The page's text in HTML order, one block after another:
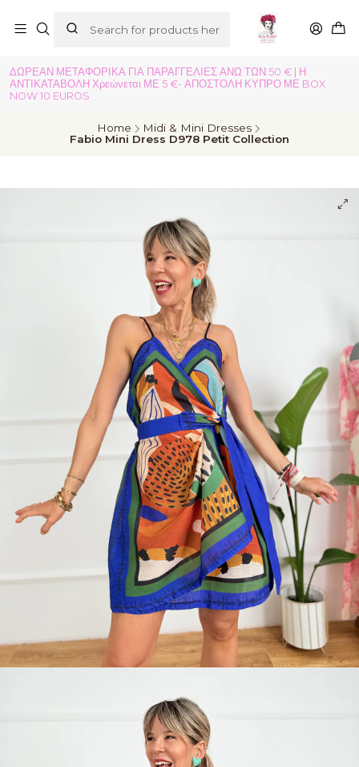
ΔΩΡΕΑΝ ΜΕΤΑΦΟΡΙΚΑ ΓΙΑ ΠΑΡΑΓΓΕΛΙΕΣ ΑΝΩ ΤΩΝ 50 € | Η
ΑΝΤΙΚΑΤΑΒΟΛΗ Χρεώνεται ΜΕ 5 €- ΑΠΟΣΤΟΛΗ ΚΥΠΡΟ ΜΕ BOX
NOW 10 EUROS
Home
Midi & Mini Dresses
Fabio Mini Dress D978 Petit Collection